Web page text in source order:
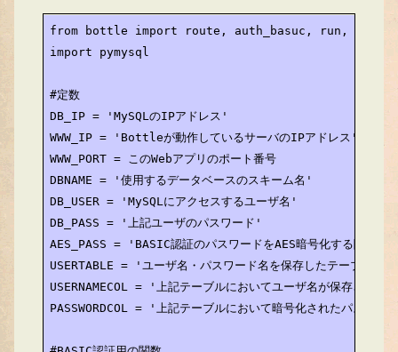
from bottle import route, auth_basuc, run,
import pymysql
#定数
DB_IP = 'MySQLのIPアドレス'
WWW_IP = 'Bottleが動作しているサーバのIPアドレス'
WWW_PORT = このWebアプリのポート番号
DBNAME = '使用するデータベースのスキーム名'
DB_USER = 'MySQLにアクセスするユーザ名'
DB_PASS = '上記ユーザのパスワード'
AES_PASS = 'BASIC認証のパスワードをAES暗号化する際のパ
USERTABLE = 'ユーザ名・パスワード名を保存したテーブル名'
USERNAMECOL = '上記テーブルにおいてユーザ名が保存される
PASSWORDCOL = '上記テーブルにおいて暗号化されたパスワー